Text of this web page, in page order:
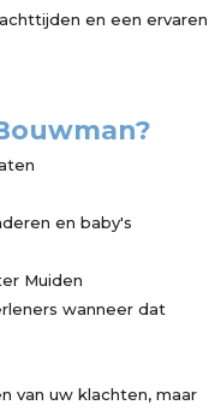
en een ervaren
en baby's
Muiden
wanneer dat
van uw klachten, maar